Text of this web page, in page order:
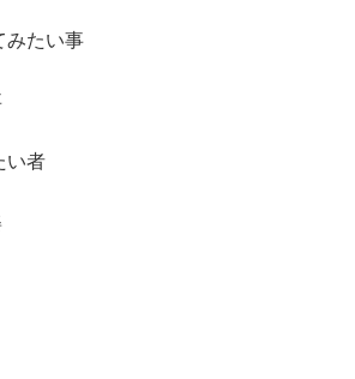
みたい事
い者